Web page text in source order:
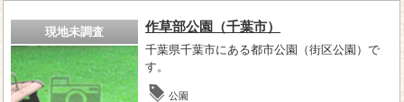
現地未調査 作草部公園（千葉市）
千葉県千葉市にある都市公園（街区公園）で
す。
公園